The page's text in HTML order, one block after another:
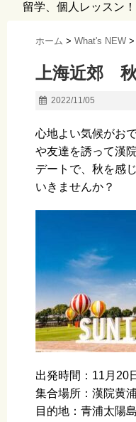
留学、個人レッスン
ホーム > What's NEW >
上海近郊
2022/11/05
心地よい気候がお
や友達を誘って漢
デートで、秋を感
いきませんか？
出発時間：11月
集合場所：漢院黄
目的地：青浦太陽島